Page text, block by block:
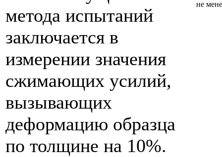
метода испытаний
заключается в
измерении значения
сжимающих усилий,
вызывающих
деформацию образца
по толщине на 10%.
не